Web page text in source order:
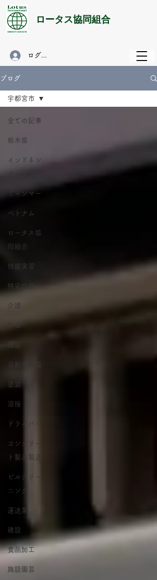
​ロータス協同組合
ログイン
ブログ
全ての記事
栃木県
インドネシ
ミャンマー
ベトナム
ロータス協
同組合
技能実習
特定技能
介護
外食
建設
自動車整備
塗装
溶接
ドライバー
コンクリー
ト製品製造
ビルクリー
ニング
運送業
建設
食品加工
施設園芸
宇都宮市